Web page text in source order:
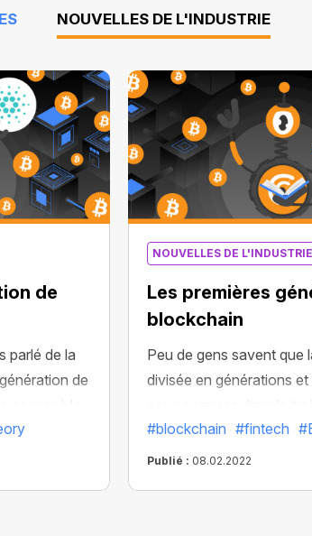
NOUVELLES DE L'INDUSTRIE
de
parlé de la
de
passer à la
NOUVELLES DE L'INDUSTRIE
Les premières
blockchain
Peu de gens savent que
divisée en générations
nous sommes dans la
découvrons de quoi il
commençons par les
#blockchain #fintech
Publié : 08.02.2022